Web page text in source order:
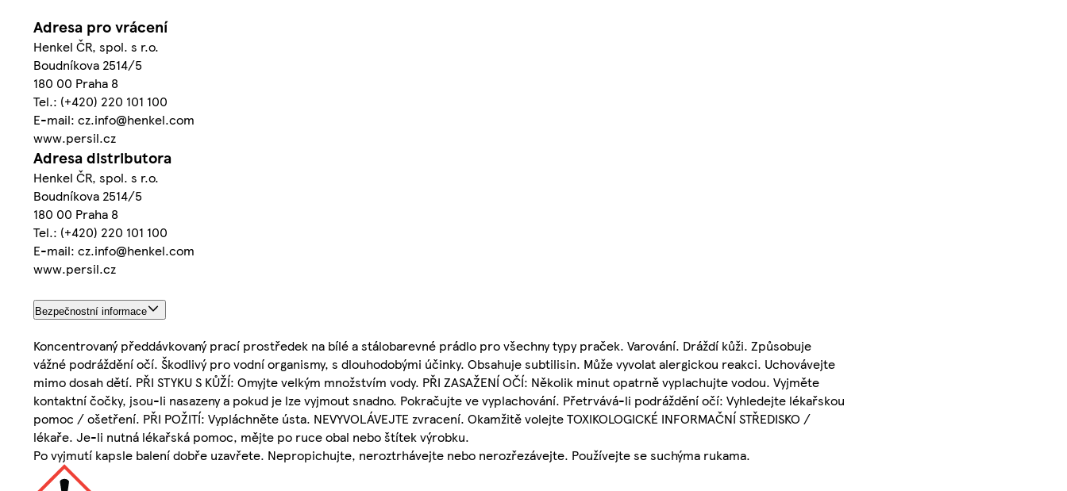
Adresa pro vrácení
Henkel ČR, spol. s r.o.
Boudníkova 2514/5
180 00 Praha 8
Tel.: (+420) 220 101 100
E-mail: cz.info@henkel.com
www.persil.cz
Adresa distributora
Henkel ČR, spol. s r.o.
Boudníkova 2514/5
180 00 Praha 8
Tel.: (+420) 220 101 100
E-mail: cz.info@henkel.com
www.persil.cz
Bezpečnostní informace
Koncentrovaný předdávkovaný prací prostředek na bílé a stálobarevné prádlo pro všechny typy praček. Varování. Dráždí kůži. Způsobuje
vážné podráždění očí. Škodlivý pro vodní organismy, s dlouhodobými účinky. Obsahuje subtilisin. Může vyvolat alergickou reakci. Uchovávejte
mimo dosah dětí. PŘI STYKU S KŮŽÍ: Omyjte velkým množstvím vody. PŘI ZASAŽENÍ OČÍ: Několik minut opatrně vyplachujte vodou. Vyjměte
kontaktní čočky, jsou-li nasazeny a pokud je lze vyjmout snadno. Pokračujte ve vyplachování. Přetrvává-li podráždění očí: Vyhledejte lékařskou
pomoc / ošetření. PŘI POŽITÍ: Vypláchněte ústa. NEVYVOLÁVEJTE zvracení. Okamžitě volejte TOXIKOLOGICKÉ INFORMAČNÍ STŘEDISKO /
lékaře. Je-li nutná lékařská pomoc, mějte po ruce obal nebo štítek výrobku.
Po vyjmutí kapsle balení dobře uzavřete. Nepropichujte, neroztrhávejte nebo nerozřezávejte. Používejte se suchýma rukama.